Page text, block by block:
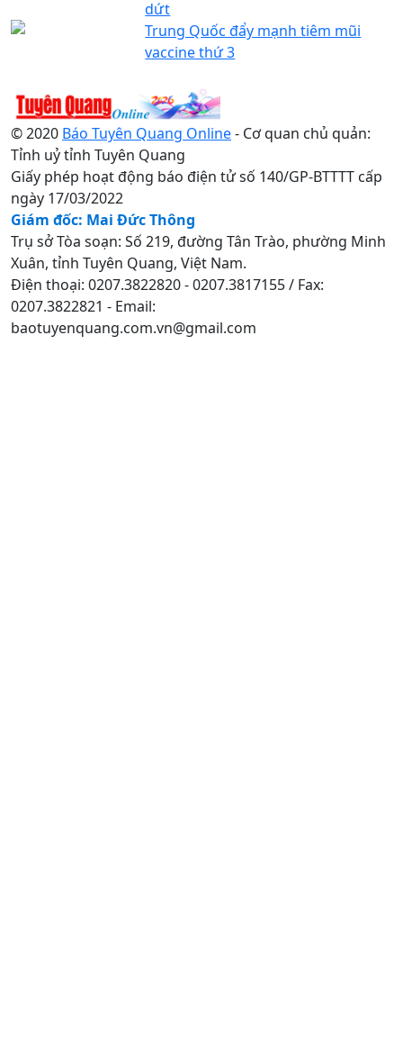
dứt
Trung Quốc đẩy mạnh tiêm mũi
vaccine thứ 3
© 2020 Báo Tuyên Quang Online- Cơ quan chủ quản:
Tỉnh uỷ tỉnh Tuyên Quang
Giấy phép hoạt động báo điện tử số 140/GP-BTTTT cấp
ngày 17/03/2022
Giám đốc: Mai Đức Thông
Trụ sở Tòa soạn: Số 219, đường Tân Trào, phường Minh
Xuân, tỉnh Tuyên Quang, Việt Nam.
Điện thoại: 0207.3822820 - 0207.3817155 / Fax:
0207.3822821 - Email:
baotuyenquang.com.vn@gmail.com